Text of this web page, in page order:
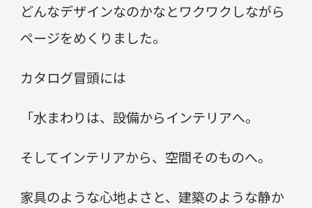
どんなデザインなのかなとワクワクしながら
ページをめくりました。
カタログ冒頭には
「水まわりは、設備からインテリアへ。
そしてインテリアから、空間そのものへ。
家具のような心地よさと、建築のような静か